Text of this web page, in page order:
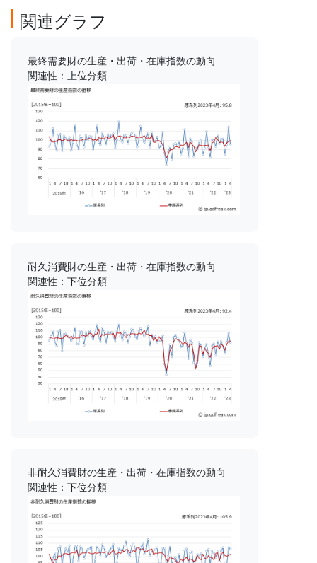
関連グラフ
最終需要財の生産・出荷・在庫指数の動向
関連性：上位分類
耐久消費財の生産・出荷・在庫指数の動向
関連性：下位分類
非耐久消費財の生産・出荷・在庫指数の動向
関連性：下位分類